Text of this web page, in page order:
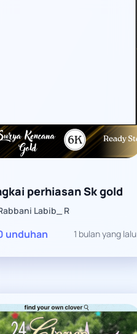
perhiasan Sk gold
Labib_ R
unduhan 1 bulan yang lalu